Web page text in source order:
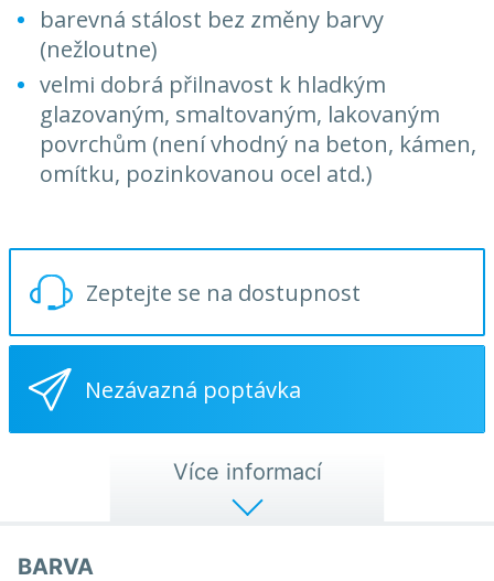
barevná stálost bez změny barvy
(nežloutne)
velmi dobrá přilnavost k hladkým
glazovaným, smaltovaným, lakovaným
povrchům (není vhodný na beton, kámen,
omítku, pozinkovanou ocel atd.)
Zeptejte se na dostupnost
Nezávazná poptávka
Více informací
BARVA